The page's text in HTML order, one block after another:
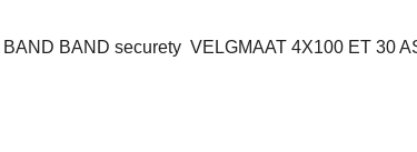
BAND securety VELGMAAT 4X100 ET 30